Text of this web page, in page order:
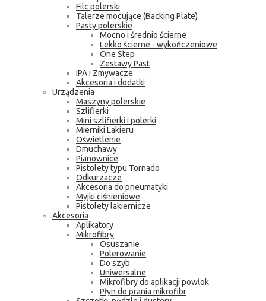
Filc polerski
Talerze mocujące (Backing Plate)
Pasty polerskie
Mocno i średnio ścierne
Lekko ścierne - wykończeniowe
One Step
Zestawy Past
IPA i Zmywacze
Akcesoria i dodatki
Urządzenia
Maszyny polerskie
Szlifierki
Mini szlifierki i polerki
Mierniki Lakieru
Oświetlenie
Dmuchawy
Pianownice
Pistolety typu Tornado
Odkurzacze
Akcesoria do pneumatyki
Myjki ciśnieniowe
Pistolety lakiernicze
Akcesoria
Aplikatory
Mikrofibry
Osuszanie
Polerowanie
Do szyb
Uniwersalne
Mikrofibry do aplikacji powłok
Płyn do prania mikrofibr